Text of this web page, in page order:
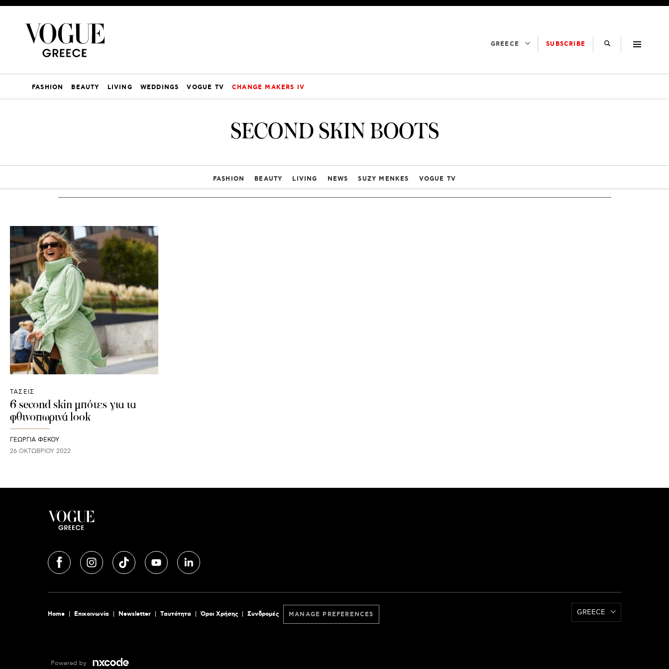
GREECE SUBSCRIBE
FASHION BEAUTY LIVING WEDDINGS VOGUE TV CHANGE MAKERS IV
SECOND SKIN BOOTS
FASHION BEAUTY LIVING NEWS SUZY MENKES VOGUE TV
ΤΑΣΕΙΣ
6 second skin μπότες για τα
φθινοπωρινά look
ΓΕΩΡΓΙΑ ΦΕΚΟΥ
26 ΟΚΤΩΒΡΊΟΥ 2022
Home Επικοινωνία Newsletter Tαυτότητα Όροι Χρήσης Συνδρομές MANAGE PREFERENCES GREECE
Powered by